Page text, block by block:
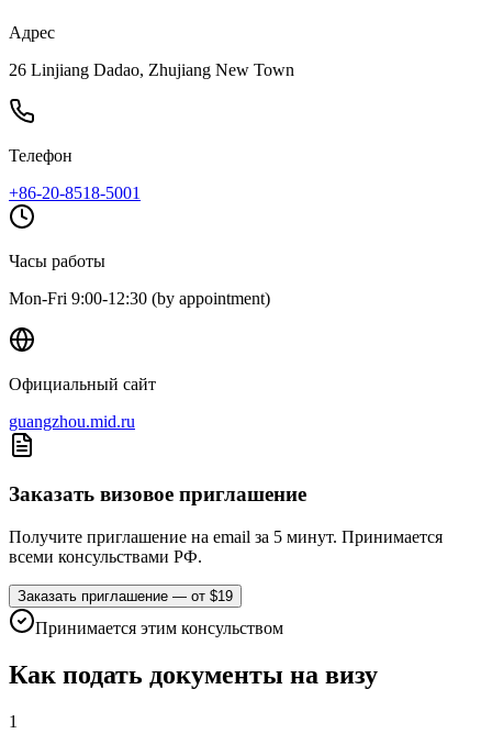
Адрес
26 Linjiang Dadao, Zhujiang New Town
Телефон
+86-20-8518-5001
Часы работы
Mon-Fri 9:00-12:30 (by appointment)
Официальный сайт
guangzhou.mid.ru
Заказать визовое приглашение
Получите приглашение на email за 5 минут. Принимается
всеми консульствами РФ.
Заказать приглашение — от $19
Принимается этим консульством
Как подать документы на визу
1